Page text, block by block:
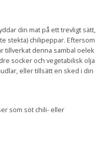
din mat på ett trevligt sätt,
stekta) chilipeppar. Eftersom
tillverkat denna sambal oelek
socker och vegetabilisk olja
eller tillsätt en sked i din
som söt chili- eller